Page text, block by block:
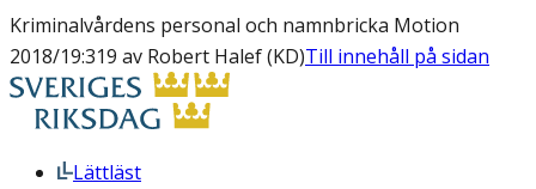
Kriminalvårdens personal och namnbricka Motion
2018/19:319 av Robert Halef (KD)Till innehåll på sidan
Lättläst